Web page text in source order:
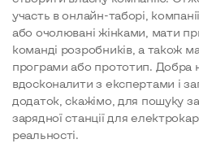
участь в онлайн-таборі,
або очолювані жінками, мати
команді розробників, а також
програми або прототип. Добра
вдосконалити з експертами і
додаток, скажімо, для пошуку
зарядної станції для
реальності.